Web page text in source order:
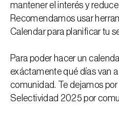
mantener el interés y
Recomendamos usar
Calendar para planificar tu
Para poder hacer un
exáctamente qué días van
comunidad. Te dejamos por
Selectividad 2025 por